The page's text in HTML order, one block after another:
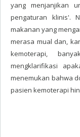
yang menjanjikan
pengaturan klinis'.
makanan yang
merasa mual dan,
kemoterapi,
mengklarifikasi
menemukan bahwa
pasien kemoterapi